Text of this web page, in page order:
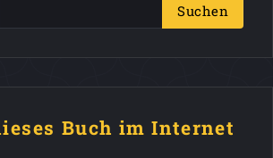
Suchen
Buch im Internet